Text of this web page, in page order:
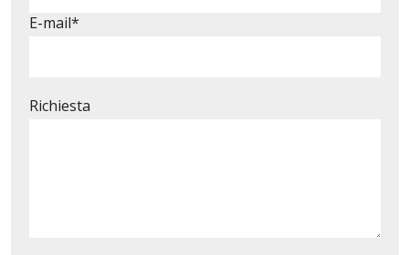
E-mail*
Richiesta